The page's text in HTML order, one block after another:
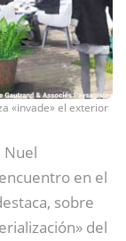
«invade» el exterior
Nuel
en el
sobre
del